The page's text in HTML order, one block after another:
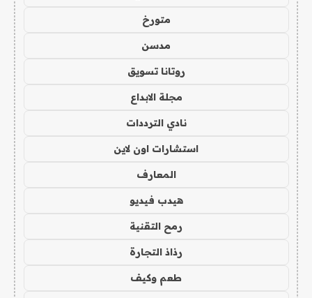
متورخ
مدسن
روتانا تسويق
مجلة الابداع
نادي الترددات
استشارات اون لاين
المعارف
هيدب فيديو
رمح التقنية
رذاذ التجارة
طعم وكيف